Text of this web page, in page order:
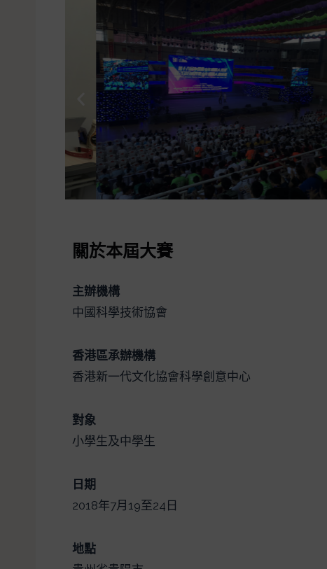
關於本屆大賽
主辦機構
中國科學技術協會
香港區承辦機構
香港新一代文化協會科學創意中心
對象
小學生及中學生
日期
2018年7月19至24日
地點